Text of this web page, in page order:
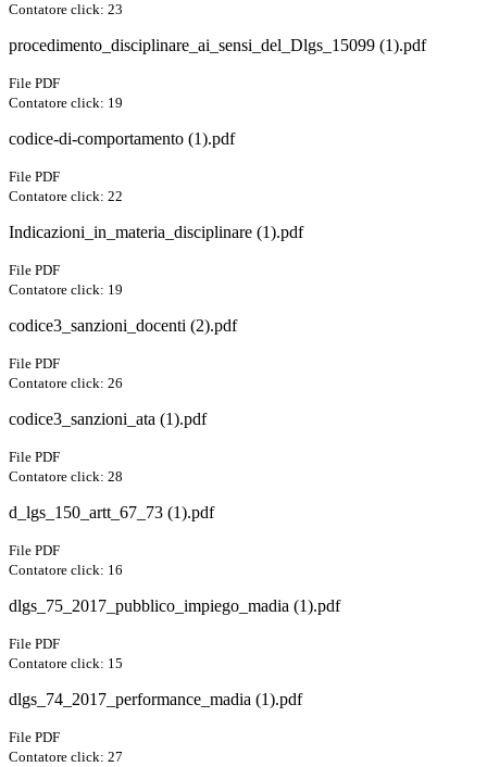
Contatore click: 23
procedimento_disciplinare_ai_sensi_del_Dlgs_15099 (1).pdf
File PDF
Contatore click: 19
codice-di-comportamento (1).pdf
File PDF
Contatore click: 22
Indicazioni_in_materia_disciplinare (1).pdf
File PDF
Contatore click: 19
codice3_sanzioni_docenti (2).pdf
File PDF
Contatore click: 26
codice3_sanzioni_ata (1).pdf
File PDF
Contatore click: 28
d_lgs_150_artt_67_73 (1).pdf
File PDF
Contatore click: 16
dlgs_75_2017_pubblico_impiego_madia (1).pdf
File PDF
Contatore click: 15
dlgs_74_2017_performance_madia (1).pdf
File PDF
Contatore click: 27